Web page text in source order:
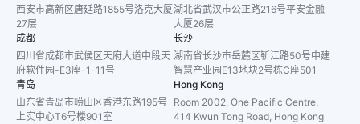
西安市高新区唐延路1855号洛克大厦
27层
湖北省武汉市公正路216号平安金融
大厦26层
成都
四川省成都市武侯区天府大道中段天
府软件园-E3座-1-11号
长沙
湖南省长沙市岳麓区靳江路50号中建
智慧产业园E13地块2号栋C座501
青岛
山东省青岛市崂山区香港东路195号
上实中心T6号楼901室
Hong Kong
Room 2002, One Pacific Centre,
414 Kwun Tong Road, Hong Kong